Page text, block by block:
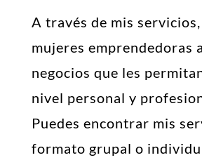
A través de mis
mujeres emprendedoras
negocios que les
nivel personal y
Puedes encontrar mis
formato grupal o